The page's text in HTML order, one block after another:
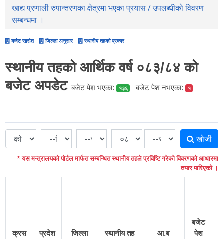
सहजिकरण तथा समन्वय गर्ने सम्वन्धमा ।
बजेट सारांश जिल्ला अनुसार स्थानीय तहको प्रकार
स्थानीय तहको आर्थिक वर्ष ०८३/८४ को
बजेट अपडेटबजेट पेश भएका: १३६ बजेट पेश नभएका: १
खोजी
* यस मन्त्रालयको पोर्टल मार्फत सम्बन्धित स्थानीय तहले प्रविष्टि गरेको विवरणको आधारमा
तयार पारिएको ।
क्रस प्रदेश जिल्ला स्थानीय तह आ.ब
बजेट
पेश